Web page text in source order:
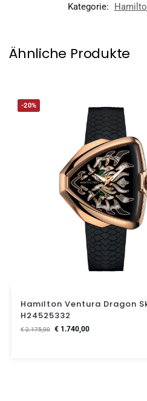
Kategorie:
Ähnliche Produkte
-20%
Hamilton Ventura Dragon
H24525332
€2.175,00 €1.740,00